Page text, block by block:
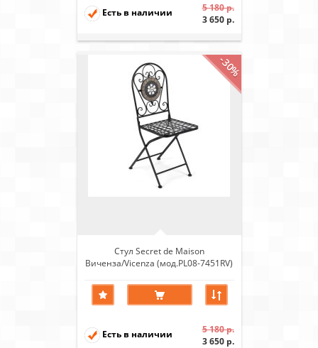
Есть в наличии
5 180 р.
3 650 р.
-30%
Стул Secret de Maison
Виченза/Vicenza (мод.PL08-7451RV)
"калейдоскоп"
Есть в наличии
5 180 р.
3 650 р.